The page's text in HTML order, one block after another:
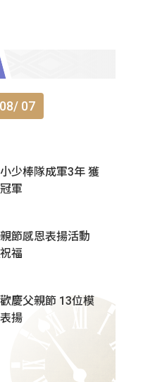
07
少棒隊成軍3年 獲
軍
節感恩表揚活動
福
慶父親節 13位模
揚